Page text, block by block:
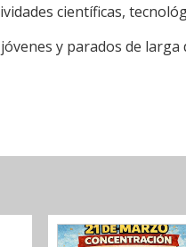
científicas,
y parados de larga